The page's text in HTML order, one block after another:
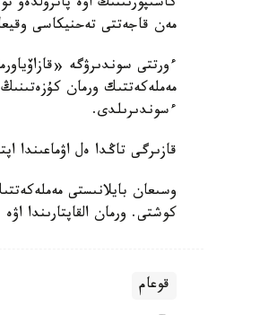
مەن قاجەتتى تەحنيكاسى
ءورتتى سوندىرۋگە
مەملەكەتتىك ورمان
ءسوندىرىلدى.
قازىرگى تاڭدا ەل اۋماعىندا
وسىعان بايلانىستى
كوشتى. ورمان القاپتارىندا
قوعام